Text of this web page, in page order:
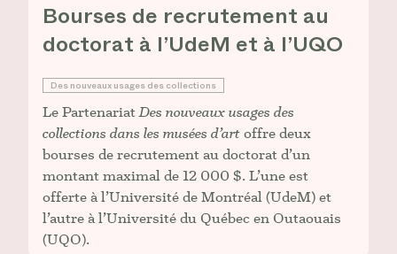
Bourses de recrutement au
doctorat à l’UdeM et à l’UQO
Des nouveaux usages des collections
Le PartenariatDes nouveaux usages des
collections dans les musées d’art offre deux
bourses de recrutement au doctorat d’un
montant maximal de 12 000 $. L’une est
offerte à l’Université de Montréal (UdeM) et
l’autre à l’Université du Québec en Outaouais
(UQO).